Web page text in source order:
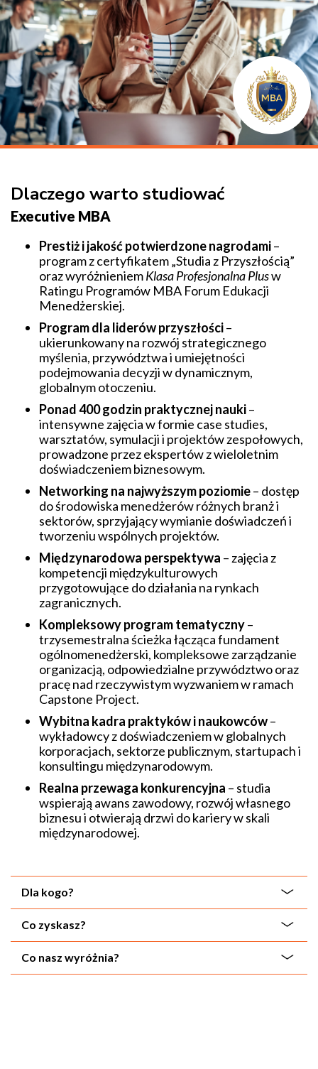
Dlaczego warto studiować
Executive MBA
Prestiż i jakość potwierdzone nagrodami–
program z certyfikatem „Studia z Przyszłością”
oraz wyróżnieniemKlasa Profesjonalna Plusw
Ratingu Programów MBA Forum Edukacji
Menedżerskiej.
Program dla liderów przyszłości–
ukierunkowany na rozwój strategicznego
myślenia, przywództwa i umiejętności
podejmowania decyzji w dynamicznym,
globalnym otoczeniu.
Ponad 400 godzin praktycznej nauki–
intensywne zajęcia w formie case studies,
warsztatów, symulacji i projektów zespołowych,
prowadzone przez ekspertów z wieloletnim
doświadczeniem biznesowym.
Networking na najwyższym poziomie– dostęp
do środowiska menedżerów różnych branż i
sektorów, sprzyjający wymianie doświadczeń i
tworzeniu wspólnych projektów.
Międzynarodowa perspektywa – zajęcia z
kompetencji międzykulturowych
przygotowujące do działania na rynkach
zagranicznych.
Kompleksowy program tematyczny–
trzysemestralna ścieżka łącząca fundament
ogólnomenedżerski, kompleksowe zarządzanie
organizacją, odpowiedzialne przywództwo oraz
pracę nad rzeczywistym wyzwaniem w ramach
Capstone Project.
Wybitna kadra praktyków i naukowców–
wykładowcy z doświadczeniem w globalnych
korporacjach, sektorze publicznym, startupach i
konsultingu międzynarodowym.
Realna przewaga konkurencyjna – studia
wspierają awans zawodowy, rozwój własnego
biznesu i otwierają drzwi do kariery w skali
międzynarodowej.
Dla kogo?
Co zyskasz?
Co nasz wyróżnia?